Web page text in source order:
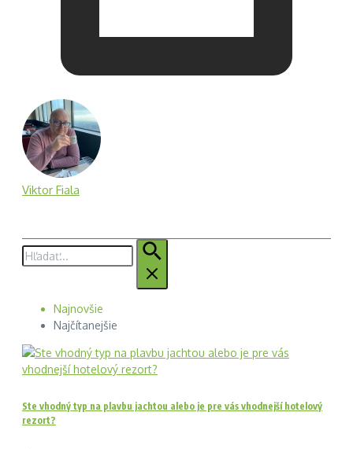
Viktor Fiala
Hľadať:
Najnovšie
Najčítanejšie
Ste vhodný typ na plavbu jachtou alebo je pre vás vhodnejší hotelový
rezort?